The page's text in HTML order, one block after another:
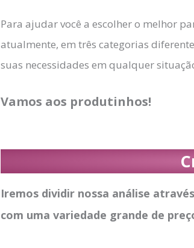
Para ajudar você a escolher o melhor
atualmente, em três categorias
suas necessidades em qualquer
Vamos aos produtinhos!
Iremos dividir nossa análise
com uma variedade grande de